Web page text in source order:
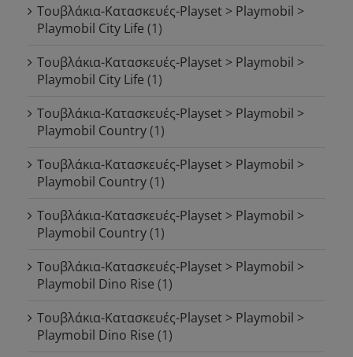
Τουβλάκια-Κατασκευές-Playset > Playmobil >
Playmobil City Life (1)
Τουβλάκια-Κατασκευές-Playset > Playmobil >
Playmobil City Life (1)
Τουβλάκια-Κατασκευές-Playset > Playmobil >
Playmobil Country(1)
Τουβλάκια-Κατασκευές-Playset > Playmobil >
Playmobil Country(1)
Τουβλάκια-Κατασκευές-Playset > Playmobil >
Playmobil Country(1)
Τουβλάκια-Κατασκευές-Playset > Playmobil >
Playmobil Dino Rise (1)
Τουβλάκια-Κατασκευές-Playset > Playmobil >
Playmobil Dino Rise (1)